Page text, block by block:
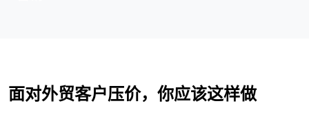
面对外贸客户压价，你应该这样做